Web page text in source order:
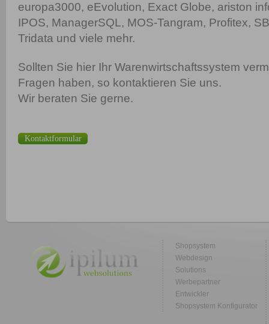
europa3000, eEvolution, Exact Globe, ariston
IPOS, ManagerSQL, MOS-Tangram, Profitex,
Tridata und viele mehr.
Sollten Sie hier Ihr Warenwirtschaftssystem
Fragen haben, so kontaktieren Sie uns.
Wir beraten Sie gerne.
Kontaktformular
Shopsystem
Webdesign
Solutions
Werbepartner
Entwickler
Shopsystem Konfigurator